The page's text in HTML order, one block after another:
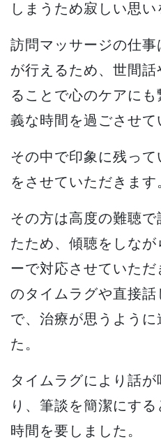
しまうため寂しい思い
訪問マッサージの仕
が行えるため、世間
ることで心のケアに
義な時間を過ごさせて
その中で印象に残っ
をさせていただきます
その方は高度の難聴
たため、傾聴をしな
ーで対応させていただ
のタイムラグや直接話
で、治療が思うよう
た。
タイムラグにより話
り、筆談を簡潔にす
時間を要しました。